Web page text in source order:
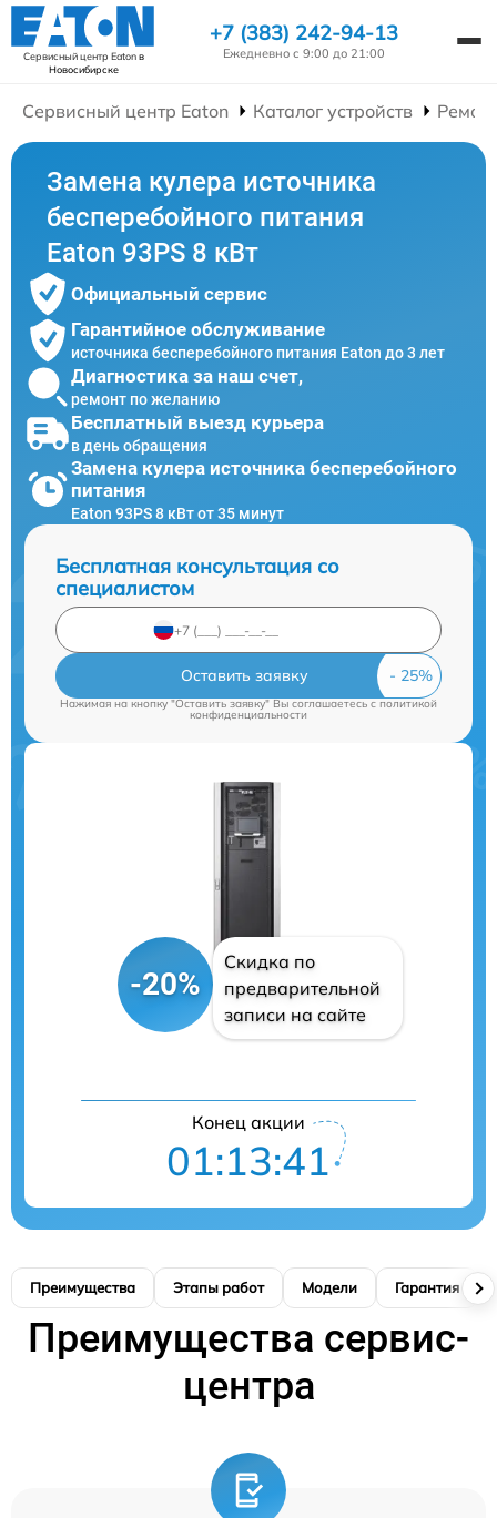
Сервисный центр Eatonв
Новосибирске
+7 (383) 242-94-13
Ежедневно с 9:00 до 21:00
Сервисный центр Eaton Каталог устройств
Замена кулера источника
бесперебойного питания
Eaton 93PS 8 кВт
Официальный сервис
Гарантийное обслуживание
источника бесперебойного питания Eaton до 3 лет
Диагностика за наш счет,
ремонт по желанию
Бесплатный выезд курьера
в день обращения
Замена кулера источника бесперебойного
питания
Eaton 93PS 8 кВт от 35 минут
Бесплатная консультация со
специалистом
Оставить заявку
Нажимая на кнопку "Оставить заявку" Вы соглашаетесь cполитикой
конфиденциальности
-20%
Скидка по
предварительной
записи на сайте
Конец акции
01:13:41
Преимущества Этапы работ Модели Гарантия
Преимущества сервис-
центра